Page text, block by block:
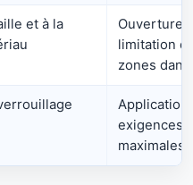
et à la
Ouverture
limitation
zones
exigences
maximales